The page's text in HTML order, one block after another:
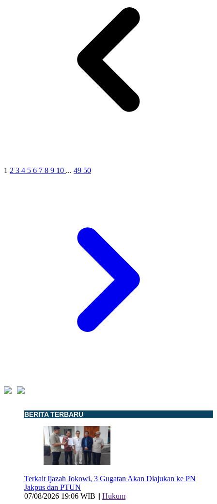
1 2 3 4 5 6 7 8 9 10 ... 49 50
BERITA TERBARU
Terkait Ijazah Jokowi, 3 Gugatan Akan Diajukan ke PN
Jakpus dan PTUN
07/08/2026 19:06 WIB || Hukum